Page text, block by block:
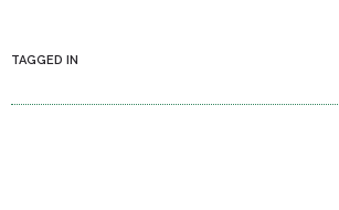
TAGGED IN